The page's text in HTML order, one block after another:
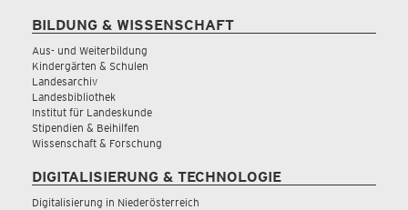
BILDUNG & WISSENSCHAFT
Aus- und Weiterbildung
Kindergärten & Schulen
Landesarchiv
Landesbibliothek
Institut für Landeskunde
Stipendien & Beihilfen
Wissenschaft & Forschung
DIGITALISIERUNG & TECHNOLOGIE
Digitalisierung in Niederösterreich